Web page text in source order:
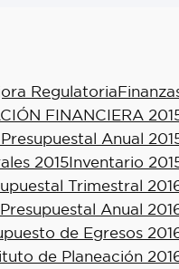
Regulatoria
FINANCIERA
Anual
2015Inventario
Trimestral
Anual
de Egresos
de Planeación